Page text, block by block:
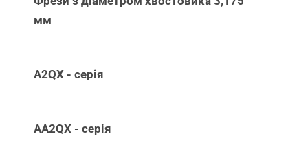
мм
A2QX - серія
AA2QX - серія